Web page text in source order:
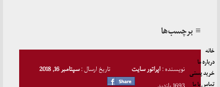
≡ برچسب‌ها
نویسنده :اپراتور سایت تاریخ ارسال :سپتامبر 16, 2018
خانه
درباره ما
خرید پستی